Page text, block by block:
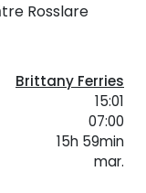
Rosslare
Brittany Ferries
15:01
07:00
15h 59min
mar.